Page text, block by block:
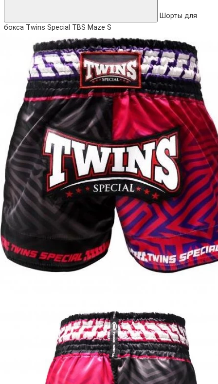
Шорты для
бокса Twins Special TBS Maze S